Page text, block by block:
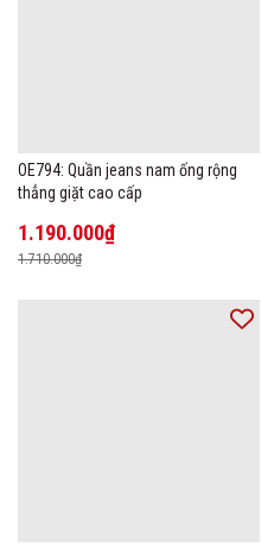
OE794: Quần jeans nam ống rộng
thẳng giặt cao cấp
1.190.000₫
1.710.000₫